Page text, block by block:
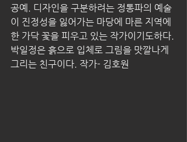
공예. 디자인을 구분하려는 정통파의 예술
이 진정성을 잃어가는 마당에 마른 지역에
한 가닥 꽃을 피우고 있는 작가이기도하다.
박일정은 흙으로 입체로 그림을 맛깔나게
그리는 친구이다. 작가- 김호원